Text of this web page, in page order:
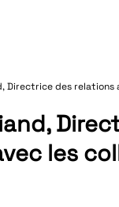
Directrice des relations
les